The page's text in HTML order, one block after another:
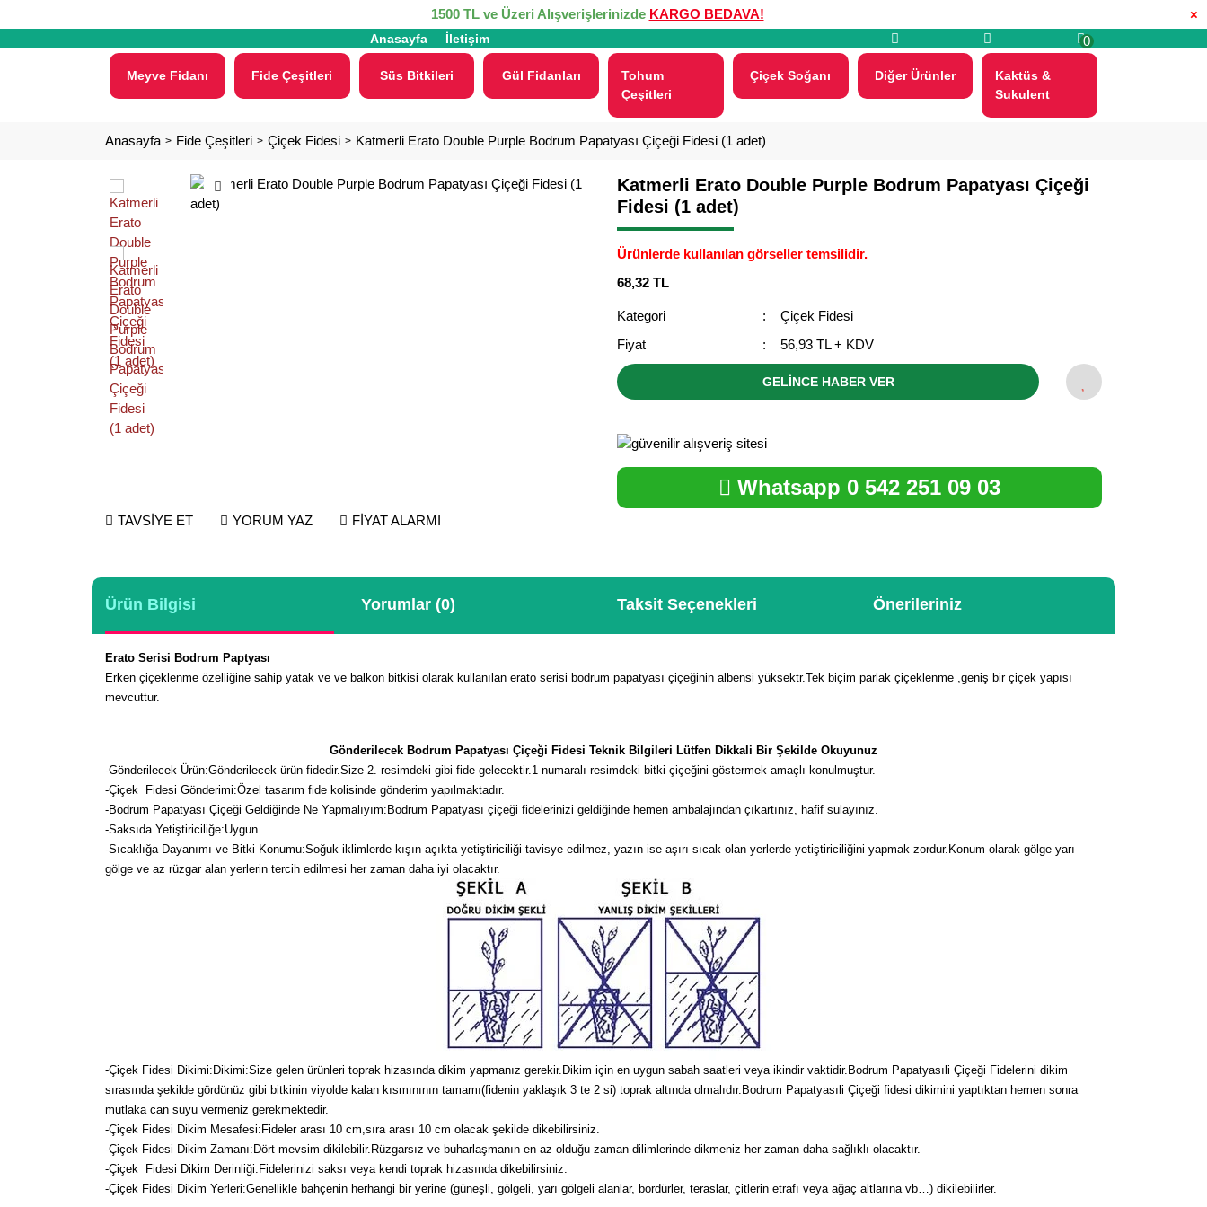
×
1500 TL ve Üzeri Alışverişlerinizde KARGO BEDAVA!
Anasayfa İletişim 0
Meyve Fidanı Fide Çeşitleri Süs Bitkileri Gül Fidanları
Tohum
Çeşitleri
Çiçek Soğanı Diğer Ürünler
Kaktüs &
Sukulent
Anasayfa Fide Çeşitleri Çiçek Fidesi Katmerli Erato Double Purple Bodrum Papatyası Çiçeği Fidesi (1 adet)
TAVSİYE ET YORUM YAZ FİYAT ALARMI
Katmerli Erato Double Purple Bodrum Papatyası Çiçeği
Fidesi (1 adet)
Ürünlerde kullanılan görseller temsilidir.
68,32 TL
Kategori
Çiçek Fidesi
Fiyat
56,93 TL + KDV
GELİNCE HABER VER
Whatsapp 0 542 251 09 03
Ürün Bilgisi Yorumlar (0) Taksit Seçenekleri Önerileriniz
Erato Serisi Bodrum Paptyası
Erken çiçeklenme özelliğine sahip yatak ve ve balkon bitkisi olarak kullanılan erato serisi bodrum papatyası çiçeğinin albensi yüksektr.Tek biçim parlak çiçeklenme ,geniş bir çiçek yapısı
mevcuttur.
Gönderilecek Bodrum Papatyası Çiçeği Fidesi Teknik Bilgileri Lütfen Dikkali Bir Şekilde Okuyunuz
-Gönderilecek Ürün:Gönderilecek ürün fidedir.Size 2. resimdeki gibi fide gelecektir.1 numaralı resimdeki bitki çiçeğini göstermek amaçlı konulmuştur.
-Çiçek Fidesi Gönderimi:Özel tasarım fide kolisinde gönderim yapılmaktadır.
-Bodrum Papatyası Çiçeği Geldiğinde Ne Yapmalıyım:Bodrum Papatyası çiçeği fidelerinizi geldiğinde hemen ambalajından çıkartınız, hafif sulayınız.
-Saksıda Yetiştiriciliğe:Uygun
-Sıcaklığa Dayanımı ve Bitki Konumu:Soğuk iklimlerde kışın açıkta yetiştiriciliği tavisye edilmez, yazın ise aşırı sıcak olan yerlerde yetiştiriciliğini yapmak zordur.Konum olarak gölge yarı
gölge ve az rüzgar alan yerlerin tercih edilmesi her zaman daha iyi olacaktır.
-Çiçek Fidesi Dikimi: Dikimi:Size gelen ürünleri toprak hizasında dikim yapmanız gerekir.Dikim için en uygun sabah saatleri veya ikindir vaktidir.Bodrum Papatyasıli Çiçeği Fidelerini dikim
sırasında şekilde gördünüz gibi bitkinin viyolde kalan kısmınının tamamı(fidenin yaklaşık 3 te 2 si) toprak altında olmalıdır.Bodrum Papatyasıli Çiçeği fidesi dikimini yaptıktan hemen sonra
mutlaka can suyu vermeniz gerekmektedir.
-Çiçek Fidesi Dikim Mesafesi:Fideler arası 10 cm,sıra arası 10 cm olacak şekilde dikebilirsiniz.
-Çiçek Fidesi Dikim Zamanı:Dört mevsim dikilebilir.Rüzgarsız ve buharlaşmanın en az olduğu zaman dilimlerinde dikmeniz her zaman daha sağlıklı olacaktır.
-Çiçek Fidesi Dikim Derinliği:Fidelerinizi saksı veya kendi toprak hizasında dikebilirsiniz.
-Çiçek Fidesi Dikim Yerleri:Genellikle bahçenin herhangi bir yerine (güneşli, gölgeli, yarı gölgeli alanlar, bordürler, teraslar, çitlerin etrafı veya ağaç altlarına vb…) dikilebilirler.